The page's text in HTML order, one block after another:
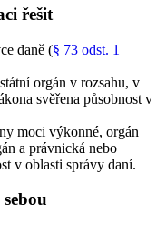
řešit
daně (§ 73 odst. 1
orgán v rozsahu, v
svěřena působnost v
moci výkonné, orgán
a právnická nebo
v oblasti správy daní.